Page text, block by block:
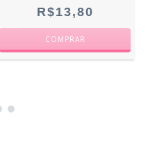
R$13,80